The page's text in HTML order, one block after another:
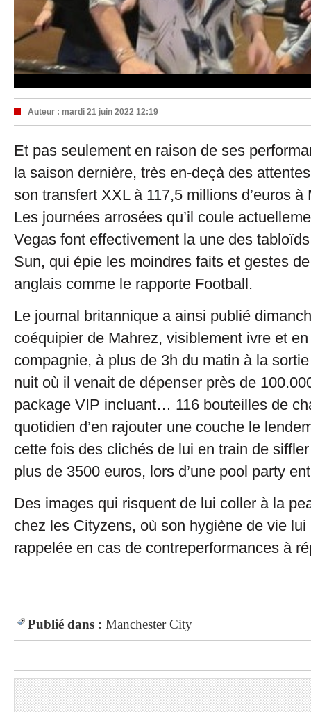
Auteur : mardi 21 juin 2022 12:19
Et pas seulement en raison de ses
la saison dernière, très en-deçà des
son transfert XXL à 117,5 millions d’euros à
Les journées arrosées qu’il coule
Vegas font effectivement la une des
Sun, qui épie les moindres faits et gestes
anglais comme le rapporte Football.
Le journal britannique a ainsi publié
coéquipier de Mahrez, visiblement ivre et
compagnie, à plus de 3h du matin à la sortie
nuit où il venait de dépenser près de
package VIP incluant… 116 bouteilles de
quotidien d’en rajouter une couche le
cette fois des clichés de lui en train de
plus de 3500 euros, lors d’une pool party
Des images qui risquent de lui coller à la
chez les Cityzens, où son hygiène de vie
rappelée en cas de contreperformances à
Publié dans : Manchester City